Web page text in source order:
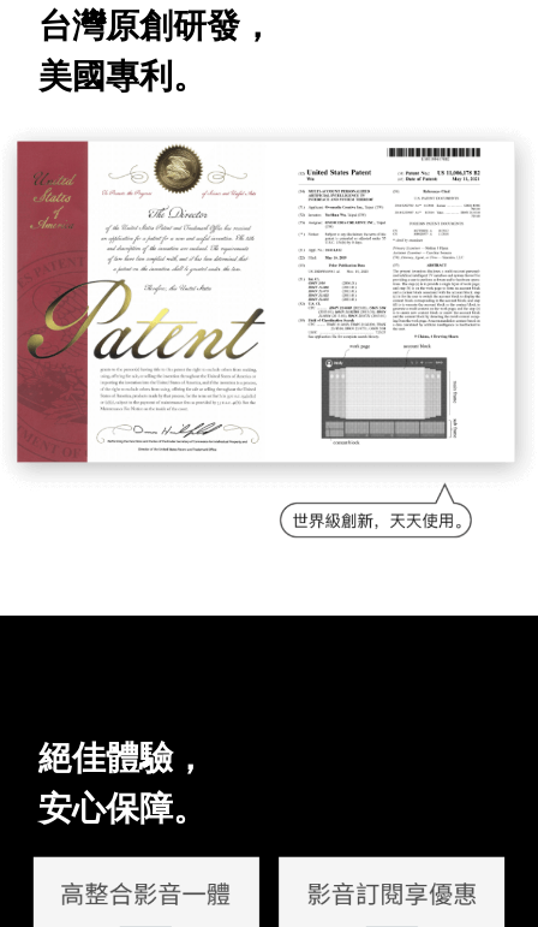
台灣原創研發，
美國專利。
絕佳體驗，
安心保障。